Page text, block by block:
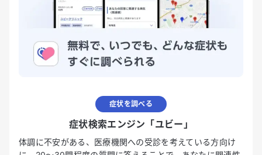
症状を調べる
症状検索エンジン「ユビー」
体調に不安がある、医療機関への受診を考えている方向け